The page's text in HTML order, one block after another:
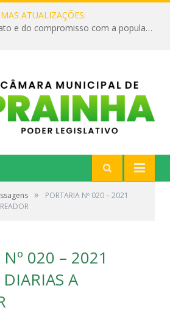
ATUALIZAÇÕES:
Um símbolo do mandato e do compromisso com a população
»
PORTARIA Nº 020 – 2021
020 – 2021
A